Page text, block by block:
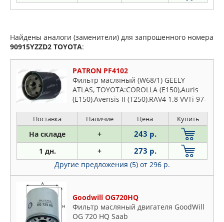
Найдены аналоги (заменители) для запрошенного номера
90915YZZD2 TOYOTA:
PATRON PF4102
Фильтр масляный (W68/1) GEELY
ATLAS, TOYOTA:COROLLA (E150),Auris
(E150),Avensis II (T250),RAV4 1.8 VVTi 97-
Поставка Наличие Цена Купить
На складе + 243 р.
1 дн. + 273 р.
Другие предложения (5) от 296 р.
Goodwill OG720HQ
Фильтр масляный двигателя GoodWill
OG 720 HQ Saab